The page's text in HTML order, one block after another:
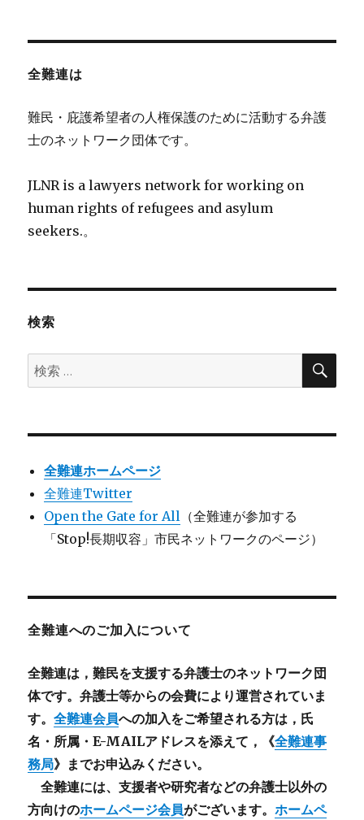
全難連は
難民・庇護希望者の人権保護のために活動する弁護
士のネットワーク団体です。
JLNR is a lawyers network for working on
human rights of refugees and asylum
seekers.。
検索
検
索:
検
全難連ホームページ
全難連Twitter
Open the Gate for All （全難連が参加する
「Stop!長期収容」市民ネットワークのページ）
全難連へのご加入について
全難連は，難民を支援する弁護士のネットワーク団
体です。弁護士等からの会費により運営されていま
す。全難連会員への加入をご希望される方は，氏
名・所属・E-MAILアドレスを添えて，《全難連事
務局》までお申込みください。
全難連には、支援者や研究者などの弁護士以外の
方向けのホームページ会員がございます。ホームペ